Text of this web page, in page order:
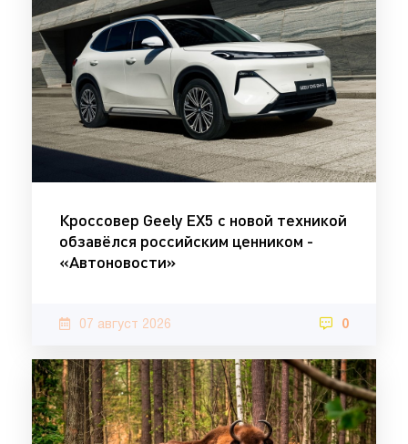
Кроссовер Geely EX5 с новой техникой
обзавёлся российским ценником -
«Автоновости»
07 август 2026 0